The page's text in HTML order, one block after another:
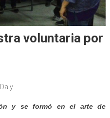
voluntaria por
y se formó en el arte de